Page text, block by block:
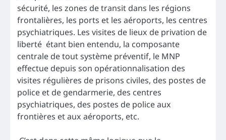
sécurité, les zones de transit dans les régions
frontalières, les ports et les aéroports, les centres
psychiatriques. Les visites de lieux de privation de
liberté étant bien entendu, la composante
centrale de tout système préventif, le MNP
effectue depuis son opérationnalisation des
visites régulières de prisons civiles, des postes de
police et de gendarmerie, des centres
psychiatriques, des postes de police aux
frontières et aux aéroports, etc.